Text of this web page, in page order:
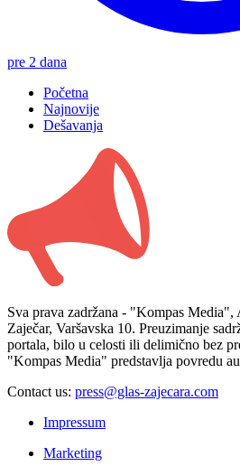
pre 2 dana
Početna
Najnovije
Dešavanja
Sva prava zadržana - "Kompas Media",
Zaječar, Varšavska 10. Preuzimanje
portala, bilo u celosti ili delimično bez
"Kompas Media" predstavlja povredu
Contact us: press@glas-zajecara.com
Impressum
Marketing